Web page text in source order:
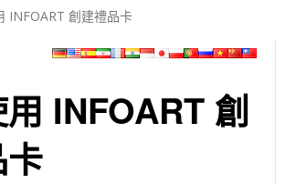
INFOART 創建禮品卡
INFOART 創